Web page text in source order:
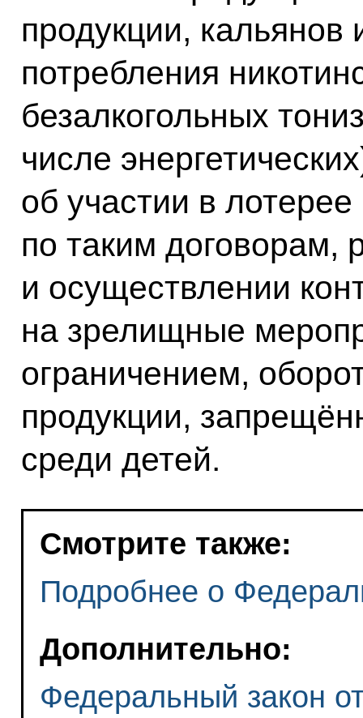
продукции, кальянов
потребления
безалкогольных
числе
об участии в
по таким договорам,
и осуществлении
на зрелищные
ограничением,
продукции,
среди детей.
Смотрите также:
Подробнее о
Дополнительно:
Федеральный закон